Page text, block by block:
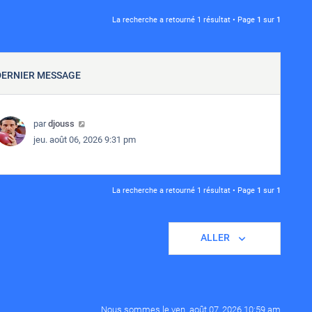
La recherche a retourné 1 résultat • Page 1 sur 1
MESSAGE
pardjouss
jeu. août 06, 2026 9:31 pm
La recherche a retourné 1 résultat • Page 1 sur 1
ALLER
Nous sommes le ven. août 07, 2026 10:59 am